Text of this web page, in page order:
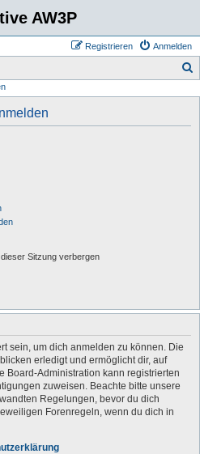
AW3P
Anmelden
Registrieren
Sitzung verbergen
sein, um dich anmelden zu können. Die
erledigt und ermöglicht dir, auf
Board-Administration kann registrierten
zuweisen. Beachte bitte unsere
Regelungen, bevor du dich
Forenregeln, wenn du dich in